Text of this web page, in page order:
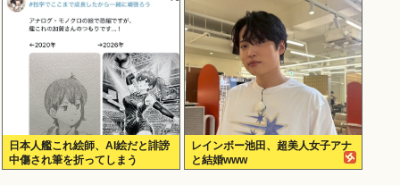
日本人艦これ絵師、AI絵だと誹謗
中傷され筆を折ってしまう
レインボー池田、超美人女子アナ
と結婚www